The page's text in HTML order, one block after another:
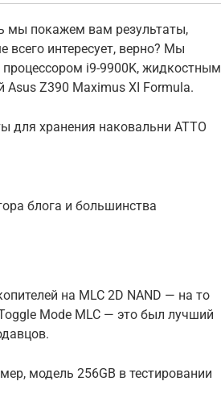
мы покажем вам результаты,
всего интересует, верно? Мы
i9-9900K, жидкостным
Z390 Maximus XI Formula.
для хранения наковальни ATTO
блога и большинства
на MLC 2D NAND — на то
Mode MLC — это был лучший
модель 256GB в тестировании